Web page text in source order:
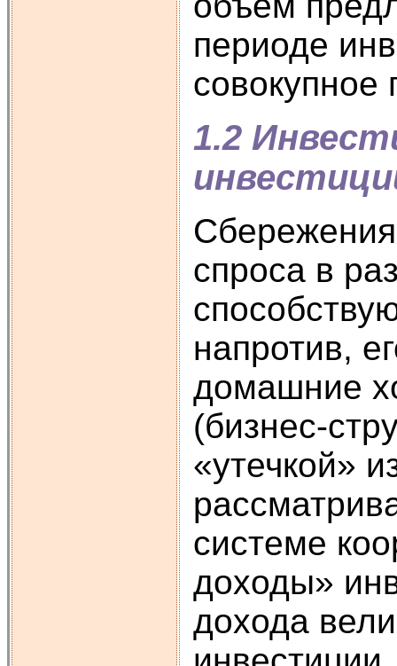
периоде
1.2
спроса в
напротив,
домашние
(бизнес-
«утечкой»
системе
доходы»
дохода